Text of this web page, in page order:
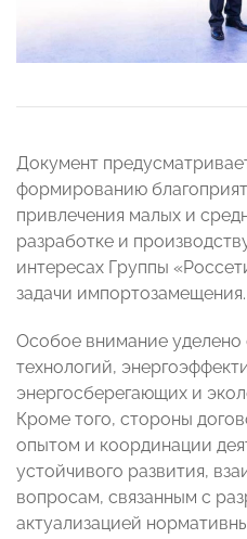
Документ
формированию
привлечения малых и
разработке и
интересах Группы
задачи импортозамещения.
Особое внимание
технологий,
энергосберегающих и
Кроме того, стороны
опытом и координации
устойчивого развития,
вопросам, связанным с
актуализацией